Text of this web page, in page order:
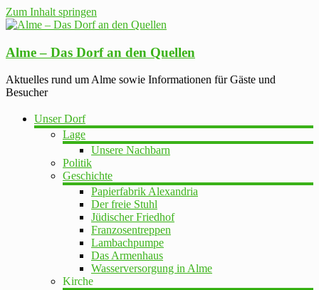
Zum Inhalt springen
Alme – Das Dorf an den Quellen
Aktuelles rund um Alme sowie Informationen für Gäste und
Besucher
Unser Dorf
Lage
Unsere Nachbarn
Politik
Geschichte
Papierfabrik Alexandria
Der freie Stuhl
Jüdischer Friedhof
Franzosentreppen
Lambachpumpe
Das Armenhaus
Wasserversorgung in Alme
Kirche